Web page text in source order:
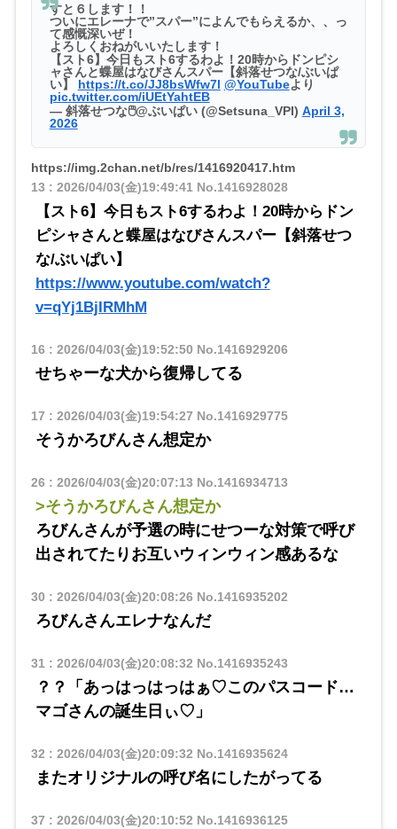
すと６します！！
ついにエレーナで”スパー”によんでもらえるか、、っ
て感慨深いぜ！
よろしくおねがいいたします！
【スト6】今日もスト6するわよ！20時からドンピシ
ャさんと蝶屋はなびさんスパー【斜落せつな/ぶいぱ
い】 https://t.co/JJ8bsWfw7l @YouTubeより
pic.twitter.com/iUEtYahtEB
— 斜落せつな🖱@ぶいぱい (@Setsuna_VPI) April 3,
2026
https://img.2chan.net/b/res/1416920417.htm
13 : 2026/04/03(金)19:49:41No.1416928028
【スト6】今日もスト6するわよ！20時からドン
ピシャさんと蝶屋はなびさんスパー【斜落せつ
な/ぶいぱい】
https://www.youtube.com/watch?
v=qYj1BjIRMhM
16 : 2026/04/03(金)19:52:50 No.1416929206
せちゃーな犬から復帰してる
17 : 2026/04/03(金)19:54:27 No.1416929775
そうかろびんさん想定か
26 : 2026/04/03(金)20:07:13 No.1416934713
>そうかろびんさん想定か
ろびんさんが予選の時にせつーな対策で呼び
出されてたりお互いウィンウィン感あるな
30 : 2026/04/03(金)20:08:26 No.1416935202
ろびんさんエレナなんだ
31: 2026/04/03(金)20:08:32 No.1416935243
？？「あっはっはっはぁ♡このパスコード…
マゴさんの誕生日ぃ♡」
32 : 2026/04/03(金)20:09:32 No.1416935624
またオリジナルの呼び名にしたがってる
37 : 2026/04/03(金)20:10:52 No.1416936125